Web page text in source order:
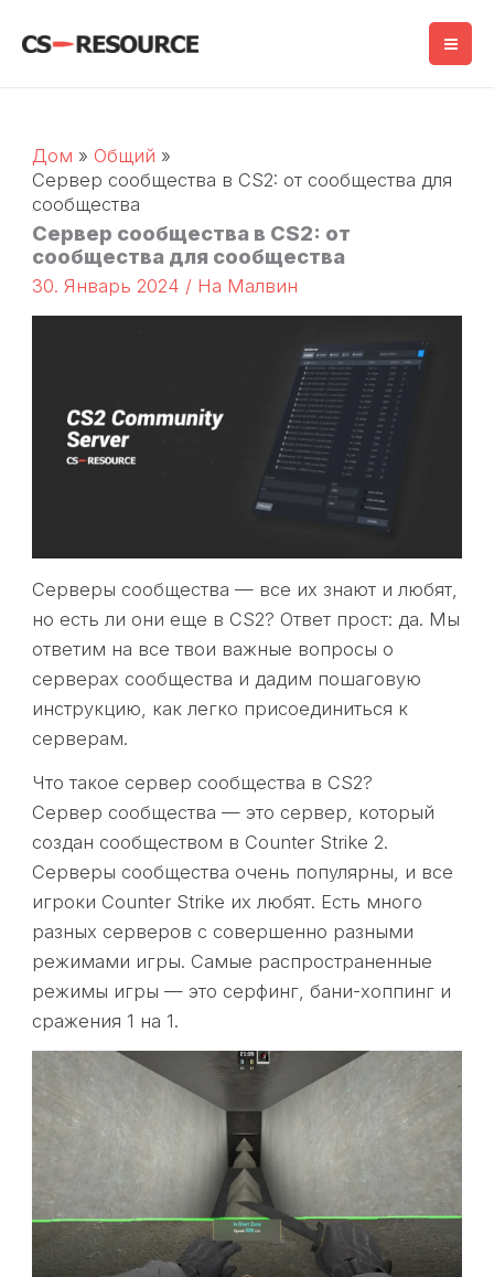
Дом
Общий
Сервер сообщества в CS2: от сообщества для
сообщества
Сервер сообщества в CS2: от
сообщества для сообщества
30. Январь 2024 / На Малвин
Серверы сообщества — все их знают и любят,
но есть ли они еще в CS2? Ответ прост: да. Мы
ответим на все твои важные вопросы о
серверах сообщества и дадим пошаговую
инструкцию, как легко присоединиться к
серверам.
Что такое сервер сообщества в CS2?
Сервер сообщества — это сервер, который
создан сообществом в Counter Strike 2.
Серверы сообщества очень популярны, и все
игроки Counter Strike их любят. Есть много
разных серверов с совершенно разными
режимами игры. Самые распространенные
режимы игры — это серфинг, бани-хоппинг и
сражения 1 на 1.